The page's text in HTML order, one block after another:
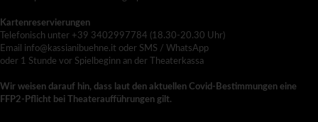
Kartenreservierungen
Telefonisch unter +39 3402997784 (18.30-20.30 Uhr)
Email info@kassianibuehne.it oder SMS / WhatsApp
oder 1 Stunde vor Spielbeginn an der Theaterkassa
Wir weisen darauf hin, dass laut den aktuellen Covid-Bestimmungen eine
FFP2-Pflicht bei Theateraufführungen gilt.